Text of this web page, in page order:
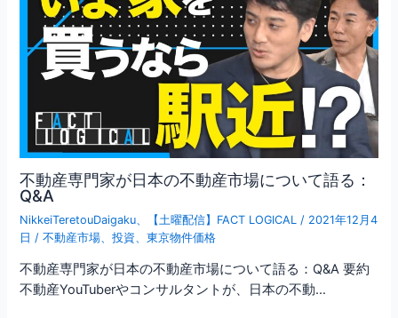
ン
不動産専門家が日本の不動産市場について語る：
Q&A
NikkeiTeretouDaigaku 【土曜配信】FACT LOGICAL / 2021年12月4
日 /不動産市場 、投資 、東京物件価格
不動産専門家が日本の不動産市場について語る：Q&A 要約
不動産YouTuberやコンサルタントが、日本の不動…